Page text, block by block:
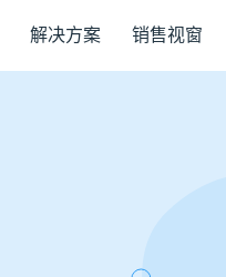
解决方案 销售视窗